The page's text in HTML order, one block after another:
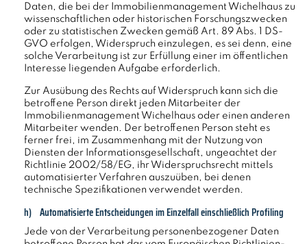
Daten, die bei der Immobilienmanagement Wichelhaus zu
wissenschaftlichen oder historischen Forschungszwecken
oder zu statistischen Zwecken gemäß Art. 89 Abs. 1 DS-
GVO erfolgen, Widerspruch einzulegen, es sei denn, eine
solche Verarbeitung ist zur Erfüllung einer im öffentlichen
Interesse liegenden Aufgabe erforderlich.
Zur Ausübung des Rechts auf Widerspruch kann sich die
betroffene Person direkt jeden Mitarbeiter der
Immobilienmanagement Wichelhaus oder einen anderen
Mitarbeiter wenden. Der betroffenen Person steht es
ferner frei, im Zusammenhang mit der Nutzung von
Diensten der Informationsgesellschaft, ungeachtet der
Richtlinie 2002/58/EG, ihr Widerspruchsrecht mittels
automatisierter Verfahren auszuüben, bei denen
technische Spezifikationen verwendet werden.
h) Automatisierte Entscheidungen im Einzelfall einschließlich Profiling
Jede von der Verarbeitung personenbezogener Daten